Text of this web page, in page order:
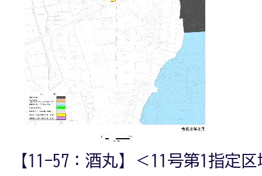
【11-57：酒丸】＜11号第1指定